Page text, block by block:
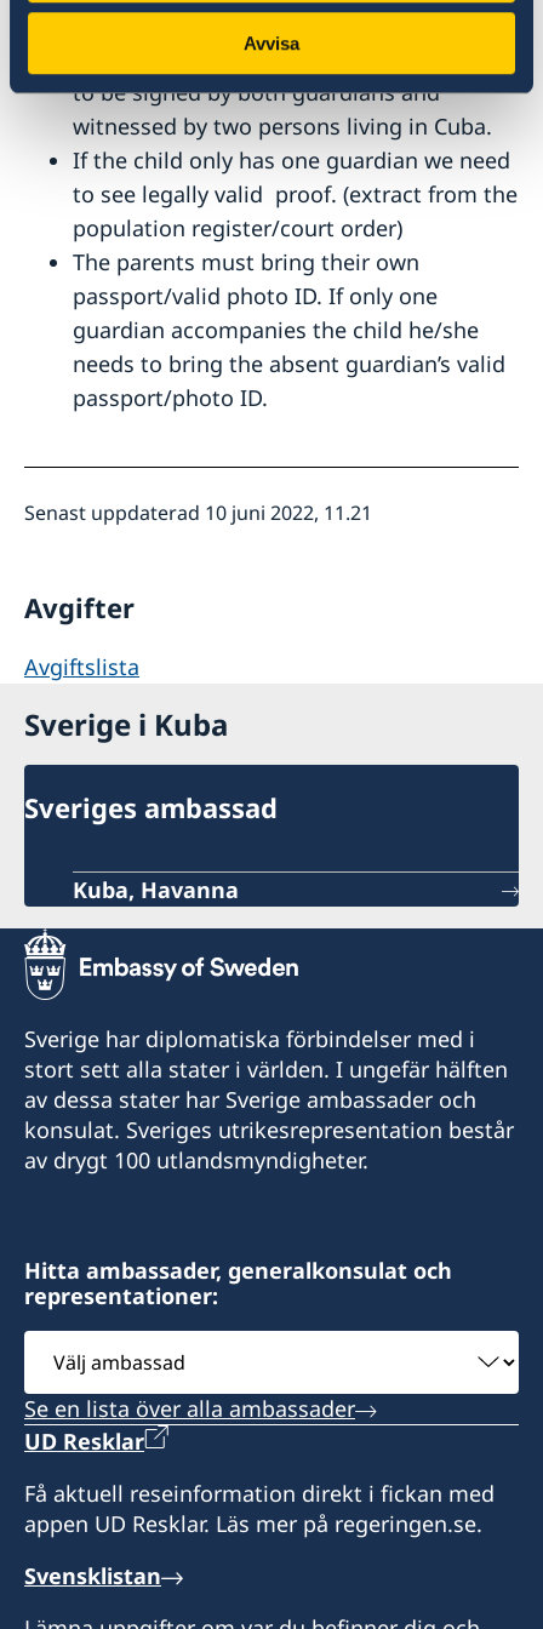
Avvisa
Complete the Guardian Certificate. It has
to be signed by both guardians and
witnessed by two persons living in Cuba.
If the child only has one guardian we need
to see legally valid proof. (extract from the
population register/court order)
The parents must bring their own
passport/valid photo ID. If only one
guardian accompanies the child he/she
needs to bring the absent guardian’s valid
passport/photo ID.
Senast uppdaterad 10 juni 2022, 11.21
Avgifter
Avgiftslista
Sverige i Kuba
Sveriges ambassad
Kuba, Havanna
Sverige har diplomatiska förbindelser med i
stort sett alla stater i världen. I ungefär hälften
av dessa stater har Sverige ambassader och
konsulat. Sveriges utrikesrepresentation består
av drygt 100 utlandsmyndigheter.
Hitta ambassader, generalkonsulat och
representationer:
ambassad
Se en lista över alla ambassader
UD Resklar
Få aktuell reseinformation direkt i fickan med
appen UD Resklar. Läs mer på regeringen.se.
Svensklistan